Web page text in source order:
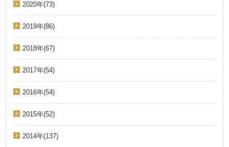
2020年(73)
2019年(86)
2018年(67)
2017年(54)
2016年(54)
2015年(52)
2014年(137)